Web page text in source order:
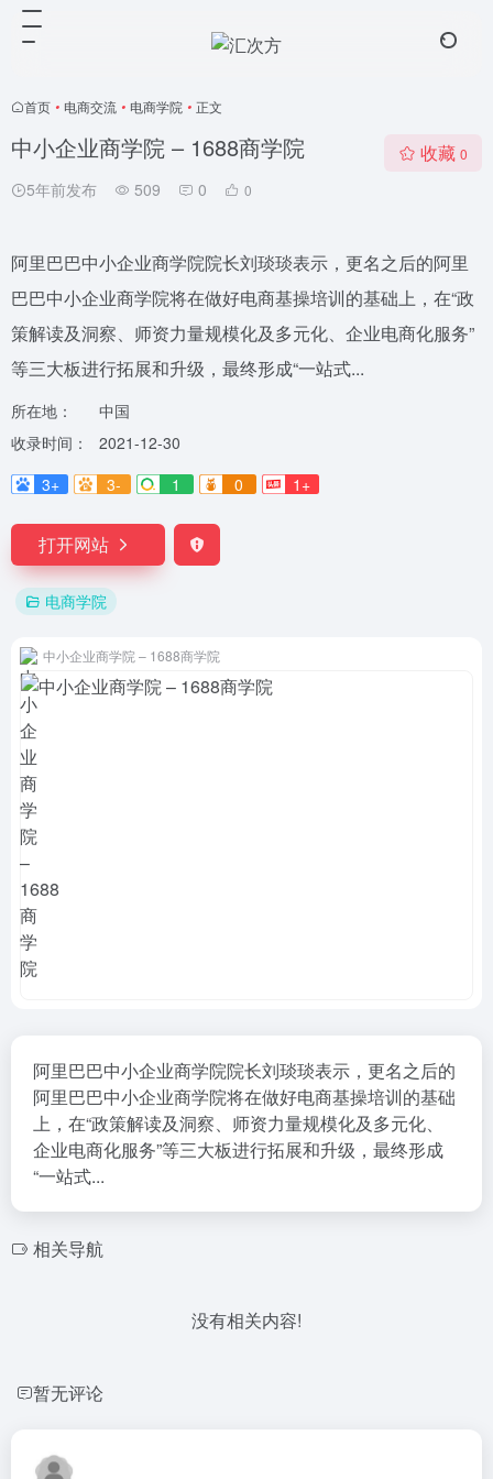
首页 • 电商交流 • 电商学院 • 正文
中小企业商学院 – 1688商学院
5年前发布 509 0 0
收藏 0
阿里巴巴中小企业商学院院长刘琰琰表示，更名之后的阿里
巴巴中小企业商学院将在做好电商基操培训的基础上，在“政
策解读及洞察、师资力量规模化及多元化、企业电商化服务”
等三大板进行拓展和升级，最终形成“一站式...
所在地：
中国
收录时间：
2021-12-30
3+
3- 1 0 1+
打开网站
电商学院
中小企业商学院 – 1688商学院
阿里巴巴中小企业商学院院长刘琰琰表示，更名之后的
阿里巴巴中小企业商学院将在做好电商基操培训的基础
上，在“政策解读及洞察、师资力量规模化及多元化、
企业电商化服务”等三大板进行拓展和升级，最终形成
“一站式...
相关导航
没有相关内容!
暂无评论